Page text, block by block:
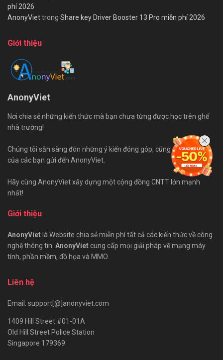
phí 2026
AnonyViettrong Share key Driver Booster 13 Pro miễn phí 2026
Giới thiệu
AnonyViet
Nơi chia sẻ những kiến thức mà bạn chưa từng được học trên ghế
nhà trường!
Chúng tôi sẵn sàng đón những ý kiến đóng góp, cũng như bài viết
của các bạn gửi đến AnonyViet.
Hãy cùng AnonyViet xây dựng một cộng đồng CNTT lớn mạnh
nhất!
Giới thiệu
AnonyVietlà Website chia sẻ miễn phí tất cả các kiến thức về công
nghệ thông tin. AnonyViet cung cấp mọi giải pháp về mạng máy
tính, phần mềm, đồ họa và MMO.
Liên hệ
Email: support[@]anonyviet.com
1409 Hill Street #01-01A
Old Hill Street Police Station
Singapore 179369